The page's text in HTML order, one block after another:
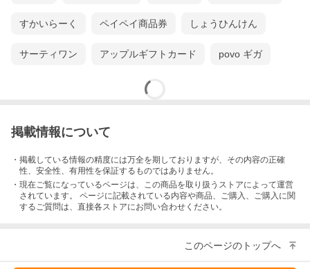
すかいらーく ペイペイ商品券 しょうひんけん
サーティワン アップルギフトカード povo ギガ
掲載情報について
・掲載している情報の精度には万全を期しておりますが、その内容の正確
性、安全性、有用性を保証するものではありません。
・現在ご覧になっているページは、この商品を取り扱うストアによって運営
されています。 ページに記載されている内容や商品、ご購入 、ご購入に関
するご質問は、直接各ストアにお問い合わせください。
このページのトップへ